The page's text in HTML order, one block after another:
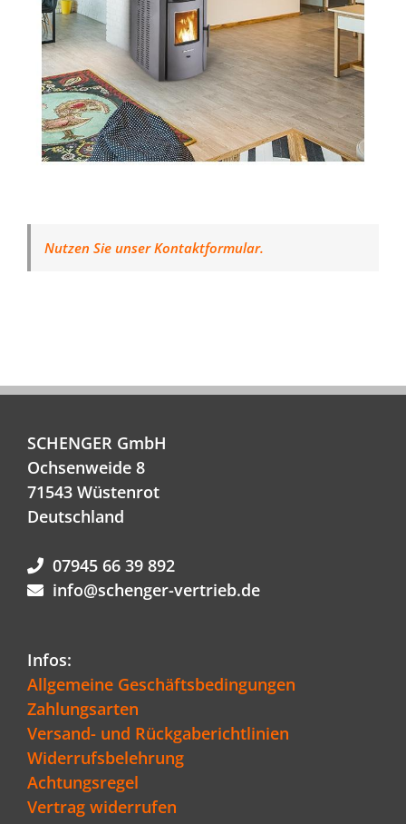
Nutzen Sie unser Kontaktformular.
SCHENGER GmbH
Ochsenweide 8
71543 Wüstenrot
Deutschland
07945 66 39 892
info@schenger-vertrieb.de
Infos:
Allgemeine Geschäftsbedingungen
Zahlungsarten
Versand- und Rückgaberichtlinien
Widerrufsbelehrung
Achtungsregel
Vertrag widerrufen